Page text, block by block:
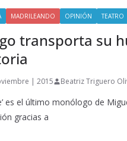
MADRILEANDO OPINIÓN TEATRO
transporta su
| 2015 Beatriz Triguero
es el último monólogo de
gracias a